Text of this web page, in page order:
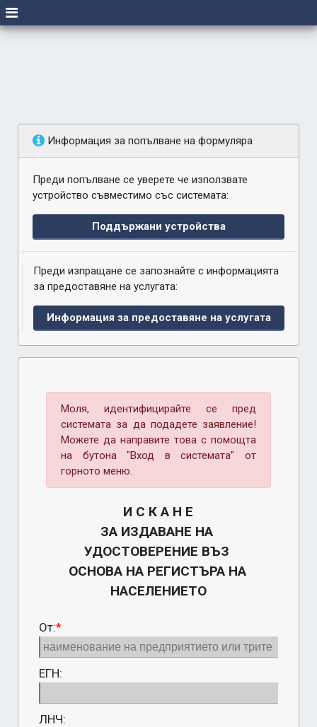
Информация за попълване на формуляра
Преди попълване се уверете че използвате
устройство съвместимо със системата:
Поддържани устройства
Преди изпращане се запознайте с информацията
за предоставяне на услугата:
Информация за предоставяне на услугата
Моля, идентифицирайте се пред
системата за да подадете заявление!
Можете да направите това с помощта
на бутона "Вход в системата" от
горното меню.
И С К А Н Е
ЗА ИЗДАВАНЕ НА
УДОСТОВЕРЕНИЕ ВЪЗ
ОСНОВА НА РЕГИСТЪРА НА
НАСЕЛЕНИЕТО
От:*
ЕГН:
ЛНЧ: